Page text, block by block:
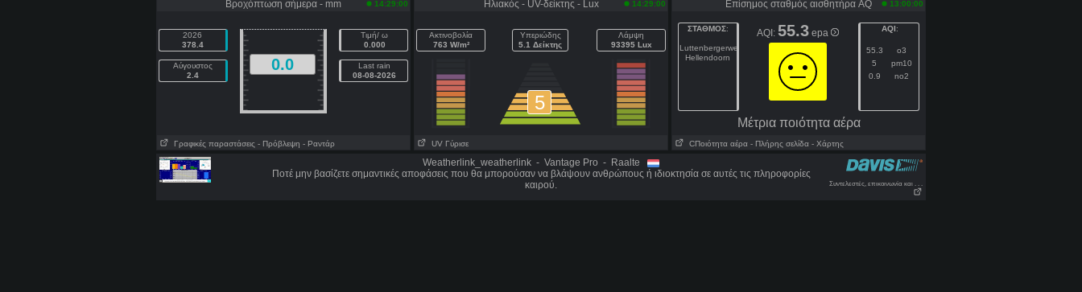
Βροχόπτωση σήμερα - mm 14:29:00
2026
378.4
Αύγουστος
2.4
0.0
Τιμή/ ω
0.000
Last rain
08-08-2026
Γραφικές παραστάσεις - Πρόβλεψη - Ραντάρ
Ηλιακός - UV-δείκτης - Lux 14:29:00
Ακτινοβολία
763 W/m²
Υπεριώδης
5.1 Δείκτης
5
Λάμψη
93395 Lux
UV Γύρισε
Επίσημος σταθμός αισθητήρα AQ 13:00:00
ΣΤΑΘΜΟΣ:
Luttenbergerweg
Hellendoorn
AQI: 55.3 epa AQI:
55.3
o3
5
pm10
0.9
no2
Μέτρια ποιότητα αέρα
CΠοιότητα αέρα - Πλήρης σελίδα - Χάρτης
Weatherlink_weatherlink - Vantage Pro - Raalte
Ποτέ μην βασίζετε σημαντικές αποφάσεις που θα μπορούσαν να βλάψουν ανθρώπους ή ιδιοκτησία σε αυτές τις πληροφορίες
καιρού.
Συντελεστές, επικοινωνία και . . .